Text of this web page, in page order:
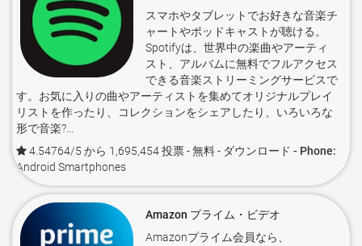
スマホやタブレットでお好きな音楽チ
ャートやポッドキャストが聴ける。
Spotifyは、世界中の楽曲やアーティ
スト、アルバムに無料でフルアクセス
できる音楽ストリーミングサービスで
す。お気に入りの曲やアーティストを集めてオリジナルプレイ
リストを作ったり、コレクションをシェアしたり、いろいろな
形で音楽?...
4.54764/5 から 1,695,454 投票- 無料 - ダウンロード - Phone:
Android Smartphones
Amazon プライム・ビデオ
Amazonプライム会員なら、